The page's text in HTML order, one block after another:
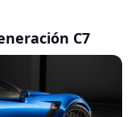
C7